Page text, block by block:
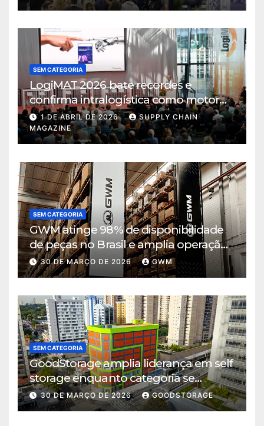
SEM CATEGORIA
LogiMAT 2026 bate recordes e
confirma intralogística como motor
de decisão em tempos de incerteza
1 DE ABRIL DE 2026
SUPPLY CHAIN
MAGAZINE
SEM CATEGORIA
GWM atinge 98% de disponibilidade
de peças no Brasil e amplia operação
logística em Cajamar
30 DE MARÇO DE 2026 GWM
SEM CATEGORIA
GoodStorage amplia liderança em self
storage enquanto categoria se
consolida em São Paulo
30 DE MARÇO DE 2026 GOODSTORAGE